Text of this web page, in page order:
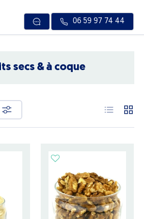
06 59 97 74 44
secs & à coque
Liste Grille